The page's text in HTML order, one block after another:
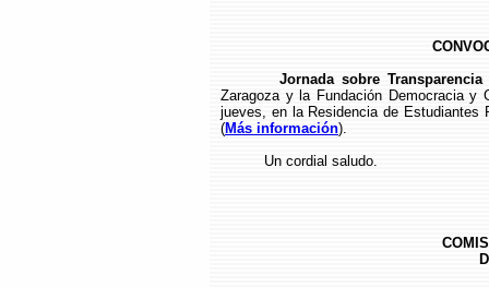
Jornada sobre
Zaragoza y la Fundación Democracia
jueves, en la Residencia de Estudiantes
(Más información).
Un cordial saludo.